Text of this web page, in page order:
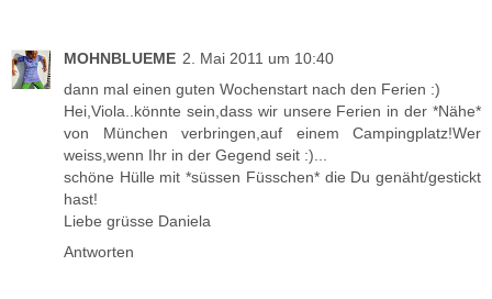
MOHNBLUEME 2. Mai 2011 um 10:40
dann mal einen guten Wochenstart nach den Ferien :)
Hei,Viola..könnte sein,dass wir unsere Ferien in der *Nähe*
von München verbringen,auf einem Campingplatz!Wer
weiss,wenn Ihr in der Gegend seit :)...
schöne Hülle mit *süssen Füsschen* die Du genäht/gestickt
hast!
Liebe grüsse Daniela
Antworten